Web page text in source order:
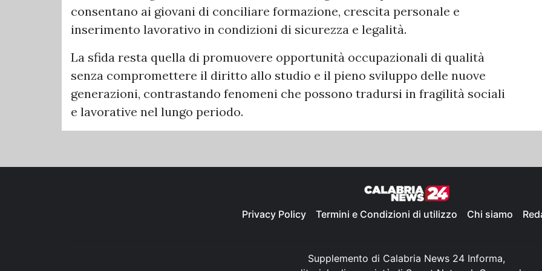
consentano ai giovani di conciliare formazione, crescita personale e
inserimento lavorativo in condizioni di sicurezza e legalità.
La sfida resta quella di promuovere opportunità occupazionali di qualità
senza compromettere il diritto allo studio e il pieno sviluppo delle nuove
generazioni, contrastando fenomeni che possono tradursi in fragilità sociali
e lavorative nel lungo periodo.
Privacy Policy Termini e Condizioni di utilizzo Chi siamo
Supplemento di Calabria News 24 Informa,